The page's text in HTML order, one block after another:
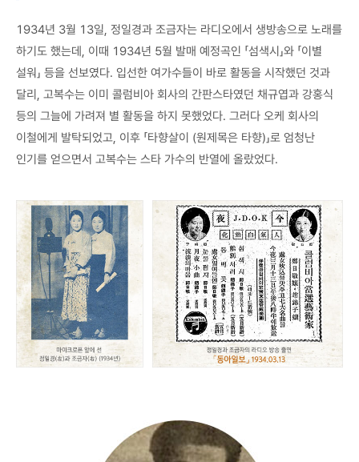
1934년 3월 13일, 정일경과 조금자는 라디오에서 생방송으로 노래를
하기도 했는데, 이때 1934년 5월 발매 예정곡인 「섬색시」와 「이별
설워」 등을 선보였다. 입선한 여가수들이 바로 활동을 시작했던 것과
달리, 고복수는 이미 콜럼비아 회사의 간판스타였던 채규엽과 강홍식
등의 그늘에 가려져 별 활동을 하지 못했었다. 그러다 오케 회사의
이철에게 발탁되었고, 이후 「타향살이 (원제목은 타향)」로 엄청난
인기를 얻으면서 고복수는 스타 가수의 반열에 올랐었다.